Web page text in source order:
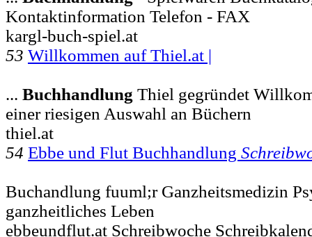
Kontaktinformation Telefon - FAX
kargl-buch-spiel.at
53 Willkommen auf Thiel.at |
... Buchhandlung Thiel gegründet
einer riesigen Auswahl an Büchern
thiel.at
54 Ebbe und Flut Buchhandlung
Buchandlung fuuml;r Ganzheitsmedizin
ganzheitliches Leben
ebbeundflut.at Schreibwoche